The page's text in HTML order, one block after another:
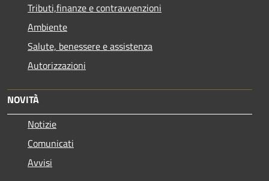
Tributi,finanze e contravvenzioni
Ambiente
Salute, benessere e assistenza
Autorizzazioni
NOVITÀ
Notizie
Comunicati
Avvisi